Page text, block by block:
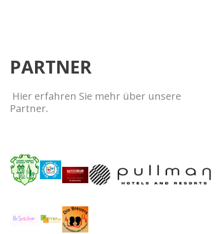
PARTNER
Hier erfahren Sie mehr über unsere
Partner.